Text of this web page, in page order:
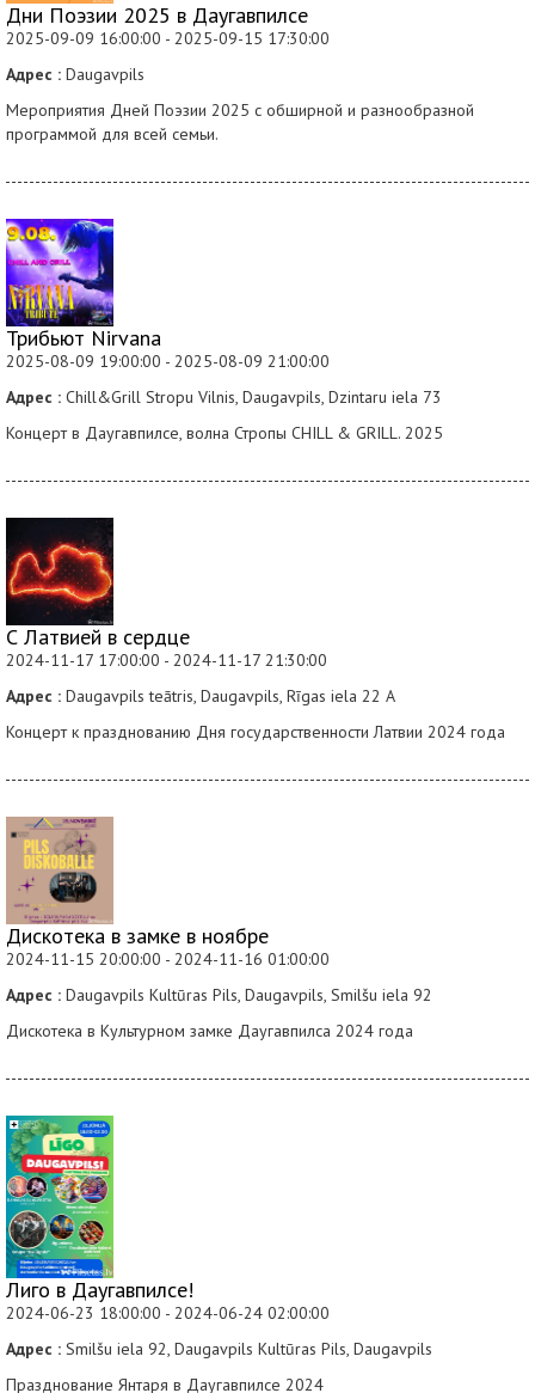
Дни Поэзии 2025 в Даугавпилсе
2025-09-09 16:00:00 - 2025-09-15 17:30:00
Адрес : Daugavpils
Мероприятия Дней Поэзии 2025 с обширной и разнообразной
программой для всей семьи.
Трибьют Nirvana
2025-08-09 19:00:00 - 2025-08-09 21:00:00
Адрес : Chill&Grill Stropu Vilnis, Daugavpils, Dzintaru iela 73
Концерт в Даугавпилсе, волна Стропы CHILL & GRILL. 2025
С Латвией в сердце
2024-11-17 17:00:00 - 2024-11-17 21:30:00
Адрес : Daugavpils teātris, Daugavpils, Rīgas iela 22 A
Концерт к празднованию Дня государственности Латвии 2024 года
Дискотека в замке в ноябре
2024-11-15 20:00:00 - 2024-11-16 01:00:00
Адрес : Daugavpils Kultūras Pils, Daugavpils, Smilšu iela 92
Дискотека в Культурном замке Даугавпилса 2024 года
Лиго в Даугавпилсе!
2024-06-23 18:00:00 - 2024-06-24 02:00:00
Адрес : Smilšu iela 92, Daugavpils Kultūras Pils, Daugavpils
Празднование Янтаря в Даугавпилсе 2024